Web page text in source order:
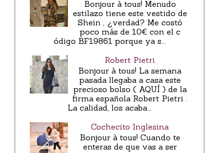
Bonjour à tous! Menudo
estilazo tiene este vestido de
Shein , ¿verdad? Me costó
poco más de 10€ con el c
ódigo BF19861 porque ya s...
Robert Pietri
Bonjour à tous! La semana
pasada llegaba a casa este
precioso bolso ( AQUÍ ) de la
firma española Robert Pietri .
La calidad, los acaba...
Cochecito Inglesina
Bonjour à tous! Cuando te
enteras de que vas a ser